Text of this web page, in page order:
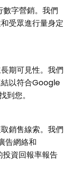
數字營銷。我們
受眾進行量身定
期可見性。我們
以符合Google
您。
銷售線索。我們
告網絡和
資回報率報告